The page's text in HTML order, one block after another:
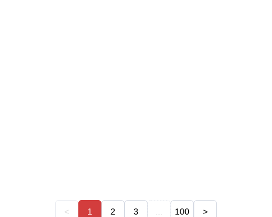
< 1 2 3 100 >